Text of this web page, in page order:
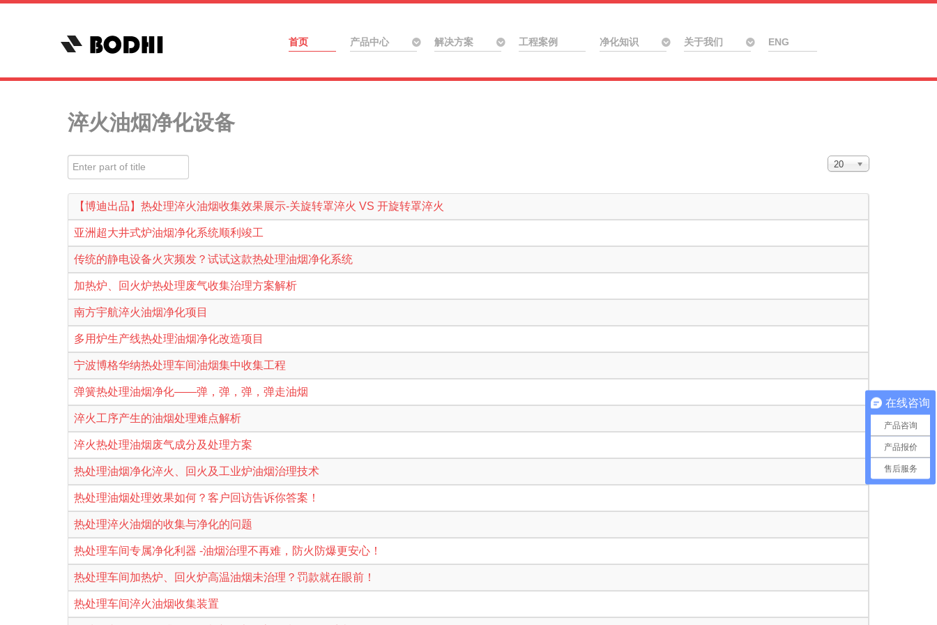
首页 产品中心 解决方案 工程案例 净化知识 关于我们 ENG
淬火油烟净化设备
Enter part of title Display #
20
【博迪出品】热处理淬火油烟收集效果展示-关旋转罩淬火 VS 开旋转罩淬火
亚洲超大井式炉油烟净化系统顺利竣工
传统的静电设备火灾频发？试试这款热处理油烟净化系统
加热炉、回火炉热处理废气收集治理方案解析
南方宇航淬火油烟净化项目
多用炉生产线热处理油烟净化改造项目
宁波博格华纳热处理车间油烟集中收集工程
弹簧热处理油烟净化——弹，弹，弹，弹走油烟
淬火工序产生的油烟处理难点解析
淬火热处理油烟废气成分及处理方案
热处理油烟净化淬火、回火及工业炉油烟治理技术
热处理油烟处理效果如何？客户回访告诉你答案！
热处理淬火油烟的收集与净化的问题
热处理车间专属净化利器 -油烟治理不再难，防火防爆更安心！
热处理车间加热炉、回火炉高温油烟未治理？罚款就在眼前！
热处理车间淬火油烟收集装置
在线咨询
产品咨询
产品报价
售后服务